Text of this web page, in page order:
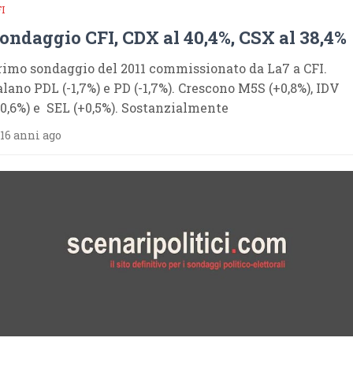
CFI, CDX al 40,4%, CSX al 38,4%
sondaggio del 2011 commissionato da La7 a CFI.
PDL (-1,7%) e PD (-1,7%). Crescono M5S (+0,8%), IDV
e SEL (+0,5%). Sostanzialmente
anni ago